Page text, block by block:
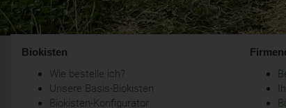
Biokisten
Wie bestelle ich?
Unsere Basis-Biokisten
Biokisten-Konfigurator